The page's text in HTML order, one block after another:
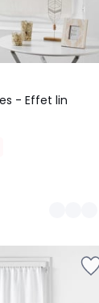
Paire de rideaux voilages - Effet lin